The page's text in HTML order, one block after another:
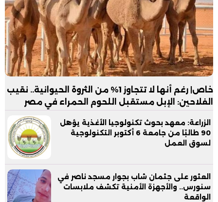
خاص| رغم أنها لا تتجاوز 1% من الثروة الحيوانية.. نقيب
الفلاحين: الإبل مستقبل اللحوم الحمراء في مصر
الزراعة: معهد بحوث تكنولوجيا الأغذية يؤهل
90 طالبًا من جامعة 6 أكتوبر التكنولوجية
لسوق العمل
العثور على جثمان شاب بجوار مسجد ناصر في
سنورس.. والأجهزة الأمنية تكشف ملابسات
الواقعة